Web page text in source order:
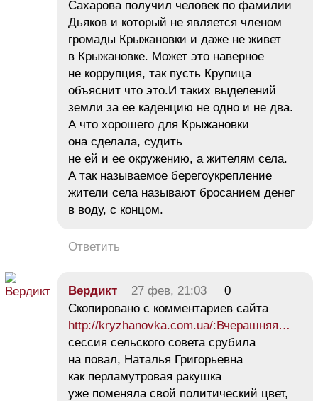
Сахарова получил человек по фамилии
Дьяков и который не является членом
громады Крыжановки и даже не живет
в Крыжановке. Может это наверное
не коррупция, так пусть Крупица
объяснит что это.И таких выделений
земли за ее каденцию не одно и не два.
А что хорошего для Крыжановки
она сделала, судить
не ей и ее окружению, а жителям села.
А так называемое берегоукрепление
жители села называют бросанием денег
в воду, с концом.
Ответить
Вердикт 27 фев, 21:03
0
Скопировано с комментариев сайта
http://kryzhanovka.com.ua/:Вчерашняя…
сессия сельского совета срубила
на повал, Наталья Григорьевна
как перламутровая ракушка
уже поменяла свой политический цвет,